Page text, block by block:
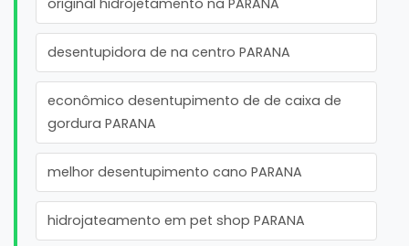
original hidrojetamento na PARANA
desentupidora de na centro PARANA
econômico desentupimento de de caixa de
gordura PARANA
melhor desentupimento cano PARANA
hidrojateamento em pet shop PARANA